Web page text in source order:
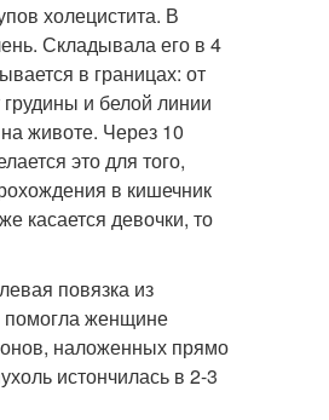
холецистита. В
Складывала его в 4
в границах: от
и белой линии
животе. Через 10
это для того,
в кишечник
касается девочки, то
повязка из
помогла женщине
наложенных прямо
истончилась в 2-3